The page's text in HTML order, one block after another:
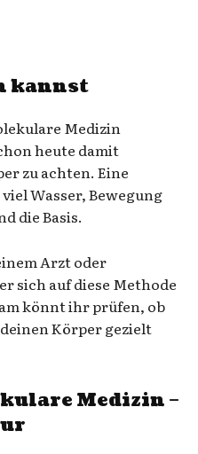
kannst
Medizin
heute damit
zu achten. Eine
Wasser, Bewegung
die Basis.
Arzt oder
sich auf diese Methode
könnt ihr prüfen, ob
Körper gezielt
Medizin –